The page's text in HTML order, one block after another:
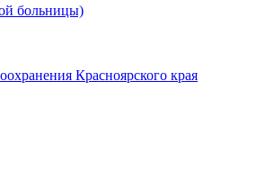
больницы)
Красноярского края